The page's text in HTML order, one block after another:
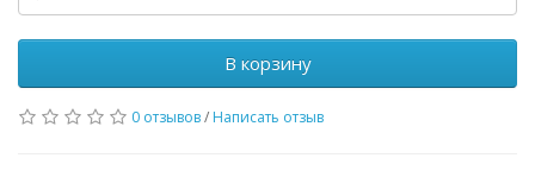
В корзину
0 отзывов/ Написать отзыв